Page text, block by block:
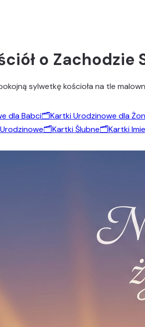
o Zachodzie
sylwetkę kościoła na tle
dla Babci🗂️Kartki Urodzinowe dla
🗂️Kartki Ślubne🗂️Kartki